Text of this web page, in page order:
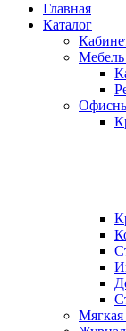
Главная
Каталог
Мебель
Мягкая